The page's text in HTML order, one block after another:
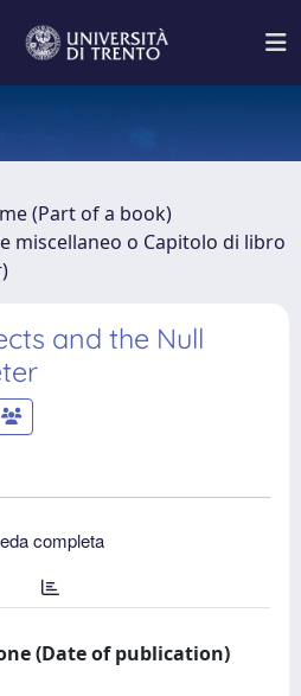
(Part of a book)
miscellaneo o Capitolo di libro
and the Null
completa
(Date of publication)